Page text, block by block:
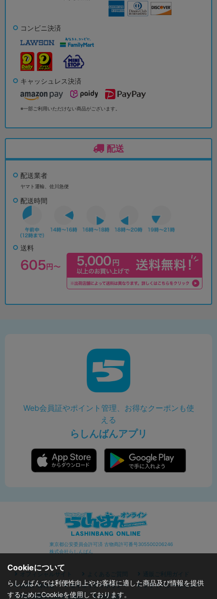
コンビニ決済
キャッシュレス決済
※一部ご利用いただけない商品がございます。
配送
配送業者
ヤマト運輸、佐川急便
配送時間
送料
Web会員証やポイント管理、お得なクーポンも使
える
らしんばんアプリ
東京都公安委員会許可済 古物商許可番号305500206246
株式会社らしんばん
オフィシャルサイト よくあるご質問
通販ご利用ガイド
お問い合わせ
セキュリティポリシー
プライバシーポリシー
特定商取引に関する表記
利用規約
Cookieについて
らしんばんでは利便性向上やお客様に適した商品及び情報を提供
するためにCookieを使用しております。